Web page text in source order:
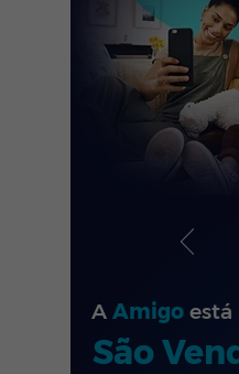
A Amigo está
São